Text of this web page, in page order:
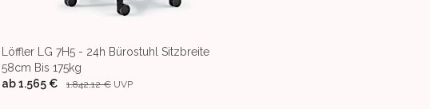
Löffler LG 7H5 - 24h Bürostuhl Sitzbreite
58cm Bis 175kg
ab1.565 € 1.842,12 € UVP